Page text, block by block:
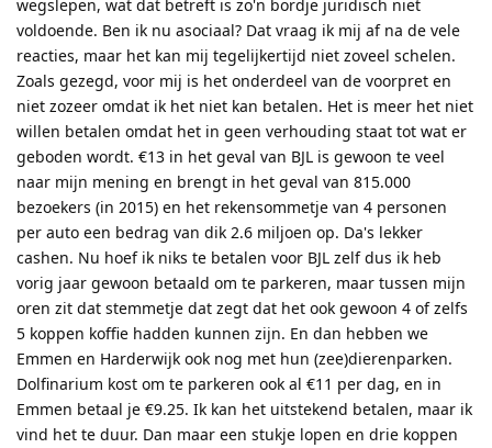
wegslepen, wat dat betreft is zo'n bordje juridisch niet
voldoende. Ben ik nu asociaal? Dat vraag ik mij af na de vele
reacties, maar het kan mij tegelijkertijd niet zoveel schelen.
Zoals gezegd, voor mij is het onderdeel van de voorpret en
niet zozeer omdat ik het niet kan betalen. Het is meer het niet
willen betalen omdat het in geen verhouding staat tot wat er
geboden wordt. €13 in het geval van BJL is gewoon te veel
naar mijn mening en brengt in het geval van 815.000
bezoekers (in 2015) en het rekensommetje van 4 personen
per auto een bedrag van dik 2.6 miljoen op. Da's lekker
cashen. Nu hoef ik niks te betalen voor BJL zelf dus ik heb
vorig jaar gewoon betaald om te parkeren, maar tussen mijn
oren zit dat stemmetje dat zegt dat het ook gewoon 4 of zelfs
5 koppen koffie hadden kunnen zijn. En dan hebben we
Emmen en Harderwijk ook nog met hun (zee)dierenparken.
Dolfinarium kost om te parkeren ook al €11 per dag, en in
Emmen betaal je €9.25. Ik kan het uitstekend betalen, maar ik
vind het te duur. Dan maar een stukje lopen en drie koppen